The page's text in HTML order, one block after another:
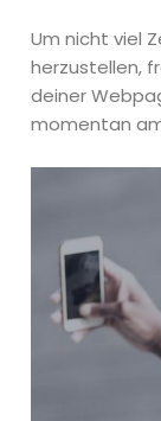
Um nicht viel
herzustellen,
deiner
momentan